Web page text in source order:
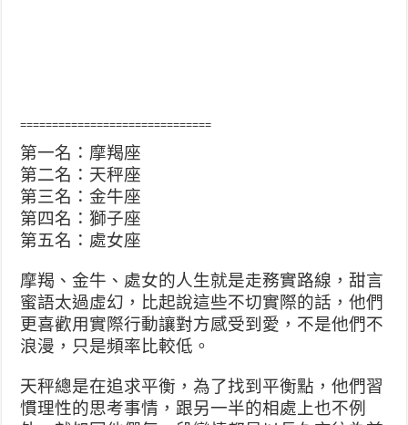
==============================
第一名：摩羯座
第二名：天秤座
第三名：金牛座
第四名：獅子座
第五名：處女座
摩羯、金牛、處女的人生就是走務實路線，甜言
蜜語太過虛幻，比起說這些不切實際的話，他們
更喜歡用實際行動讓對方感受到愛，不是他們不
浪漫，只是頻率比較低。
天秤總是在追求平衡，為了找到平衡點，他們習
慣理性的思考事情，跟另一半的相處上也不例